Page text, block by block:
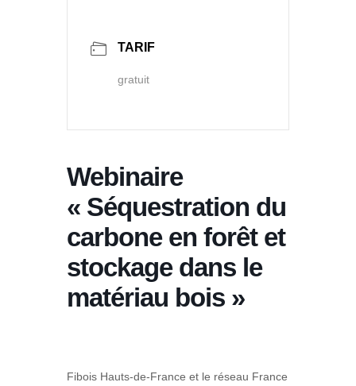
TARIF
gratuit
Webinaire
« Séquestration du
carbone en forêt et
stockage dans le
matériau bois »
Fibois Hauts-de-France et le réseau France